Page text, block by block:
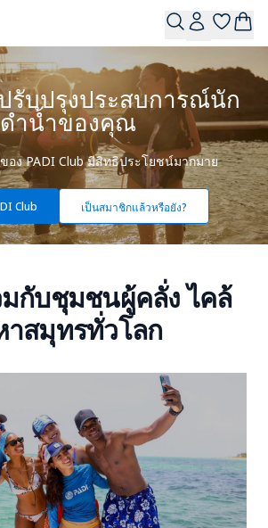
รับปรุงประสบการณ์นัก
ดำน้ำของคุณ
อง PADI Club มีสิทธิประโยชน์มากมาย
Club เป็นสมาชิกแล้วหรือยัง?
มกับชุมชนผู้คลั่ง ไคล้
สมุทรทั่วโลก